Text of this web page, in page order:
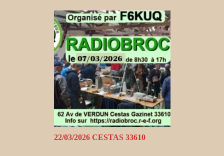
22/03/2026 CESTAS 33610